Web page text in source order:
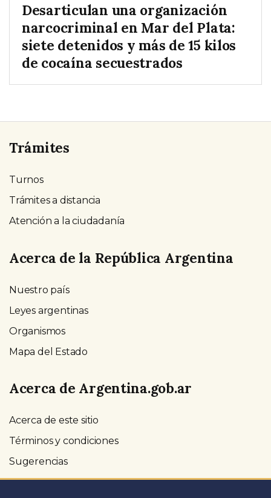
Desarticulan una organización
narcocriminal en Mar del Plata:
siete detenidos y más de 15 kilos
de cocaína secuestrados
Trámites
Turnos
Trámites a distancia
Atención a la ciudadanía
Acerca de la República Argentina
Nuestro país
Leyes argentinas
Organismos
Mapa del Estado
Acerca de Argentina.gob.ar
Acerca de este sitio
Términos y condiciones
Sugerencias